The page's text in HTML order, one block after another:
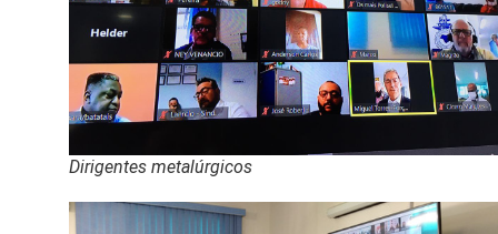
Dirigentes metalúrgicos